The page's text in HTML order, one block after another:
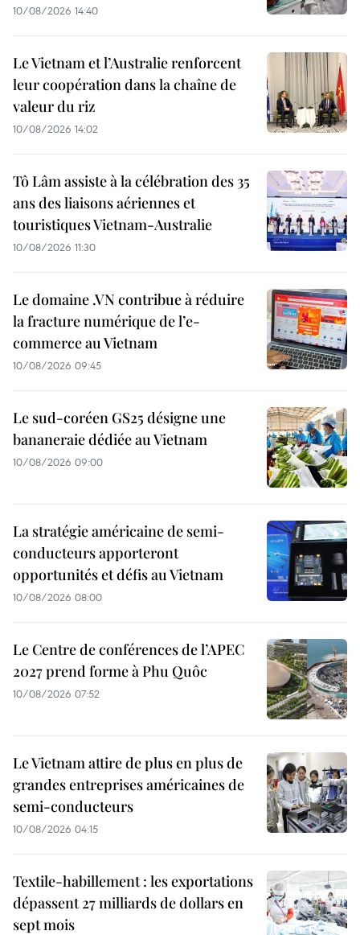
10/08/2026 14:40
Le Vietnam et l’Australie renforcent
leur coopération dans la chaîne de
valeur du riz
10/08/2026 14:02
Tô Lâm assiste à la célébration des 35
ans des liaisons aériennes et
touristiques Vietnam-Australie
10/08/2026 11:30
Le domaine .VN contribue à réduire
la fracture numérique de l’e-
commerce au Vietnam
10/08/2026 09:45
Le sud-coréen GS25 désigne une
bananeraie dédiée au Vietnam
10/08/2026 09:00
La stratégie américaine de semi-
conducteurs apporteront
opportunités et défis au Vietnam
10/08/2026 08:00
Le Centre de conférences de l’APEC
2027 prend forme à Phu Quôc
10/08/2026 07:52
Le Vietnam attire de plus en plus de
grandes entreprises américaines de
semi-conducteurs
10/08/2026 04:15
Textile-habillement : les exportations
dépassent 27 milliards de dollars en
sept mois